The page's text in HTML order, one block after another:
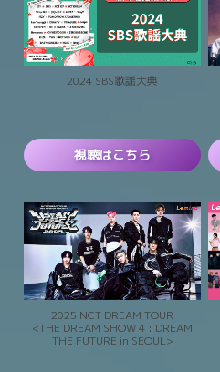
2024 SBS歌謡大典
視聴はこちら
2025 NCT DREAM TOUR
<THE DREAM SHOW 4 : DREAM
THE FUTURE in SEOUL>